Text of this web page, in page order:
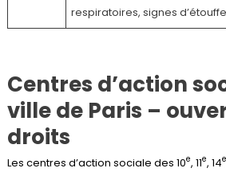
respiratoires, signes
Centres d’action
ville de Paris –
droits
Les centres d’action sociale des 10e, 11e, 14e